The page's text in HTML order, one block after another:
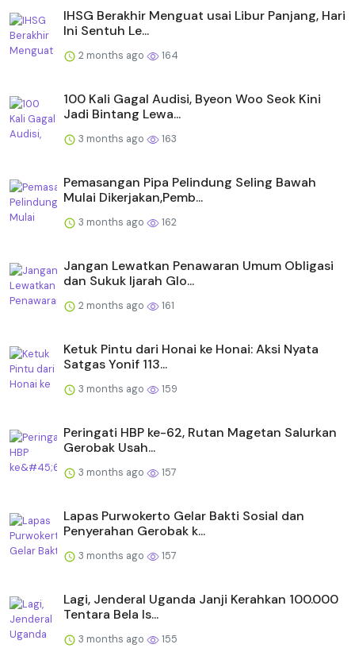
IHSG Berakhir Menguat usai Libur Panjang, Hari
Ini Sentuh Le...
2 months ago 164
100 Kali Gagal Audisi, Byeon Woo Seok Kini
Jadi Bintang Lewa...
3 months ago 163
Pemasangan Pipa Pelindung Seling Bawah
Mulai Dikerjakan,Pemb...
3 months ago 162
Jangan Lewatkan Penawaran Umum Obligasi
dan Sukuk Ijarah Glo...
2 months ago 161
Ketuk Pintu dari Honai ke Honai: Aksi Nyata
Satgas Yonif 113...
3 months ago 159
Peringati HBP ke-62, Rutan Magetan Salurkan
Gerobak Usah...
3 months ago 157
Lapas Purwokerto Gelar Bakti Sosial dan
Penyerahan Gerobak k...
3 months ago 157
Lagi, Jenderal Uganda Janji Kerahkan 100.000
Tentara Bela Is...
3 months ago 155